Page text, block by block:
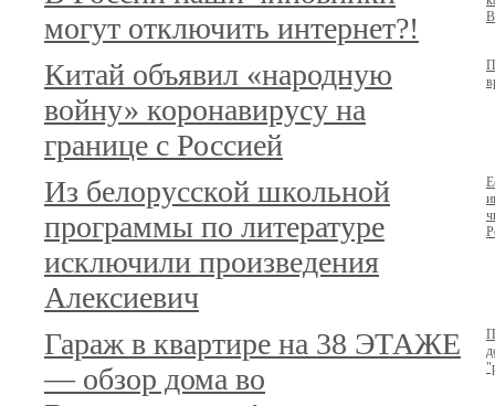
могут отключить интернет?!
Китай объявил «народную
войну» коронавирусу на
границе с Россией
Из белорусской школьной
программы по литературе
исключили произведения
Алексиевич
Гараж в квартире на 38 ЭТАЖЕ
— обзор дома во